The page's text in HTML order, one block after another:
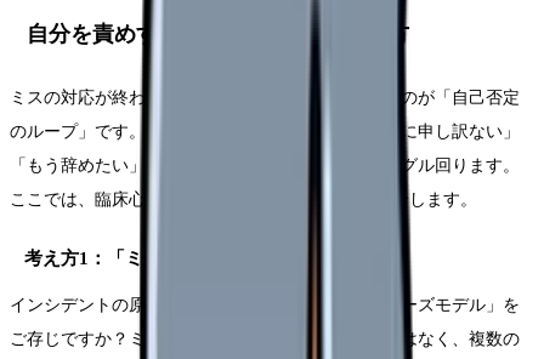
自分を責めすぎないための3つの考え方
ミスの対応が終わった後、多くの新人看護師が陥るのが「自己否定
のループ」です。「私は看護師失格だ」「患者さんに申し訳ない」
「もう辞めたい」——こうした考えが頭の中をグルグル回ります。
ここでは、臨床心理士が推奨する3つの思考法を紹介します。
考え方1：「ミス＝あなたの能力」ではない
インシデントの原因分析でよく使われる「スイスチーズモデル」を
ご存じですか？ミスは一人の能力不足で起こるのではなく、複数の